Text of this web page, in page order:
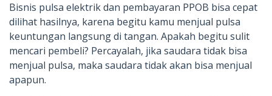
Bisnis pulsa elektrik dan pembayaran PPOB bisa cepat
dilihat hasilnya, karena begitu kamu menjual pulsa
keuntungan langsung di tangan. Apakah begitu sulit
mencari pembeli? Percayalah, jika saudara tidak bisa
menjual pulsa, maka saudara tidak akan bisa menjual
apapun.